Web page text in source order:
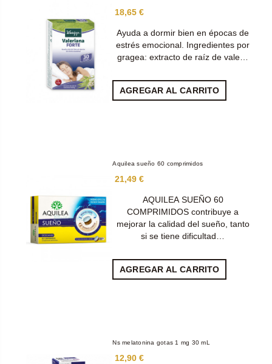
18,65 €
Ayuda a dormir bien en épocas de
estrés emocional. Ingredientes por
gragea: extracto de raíz de vale…
AGREGAR AL CARRITO
Aquilea sueño 60 comprimidos
21,49 €
AQUILEA SUEÑO 60
COMPRIMIDOS contribuye a
mejorar la calidad del sueño, tanto
si se tiene dificultad…
AGREGAR AL CARRITO
Ns melatonina gotas 1 mg 30 mL
12,90 €